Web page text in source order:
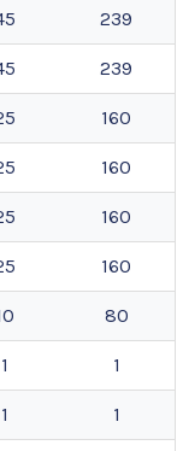
239
239
160
160
160
160
80
1 1
1 1